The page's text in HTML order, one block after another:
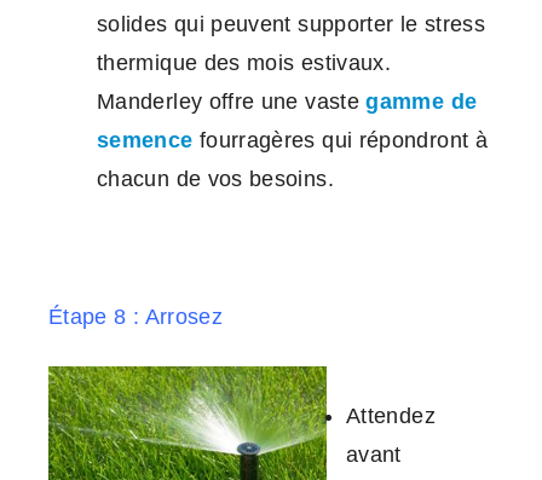
solides qui peuvent supporter le stress
thermique des mois estivaux.
Manderley offre une vastegamme de
semence fourragères qui répondront à
chacun de vos besoins.
Étape 8 : Arrosez
Attendez
avant